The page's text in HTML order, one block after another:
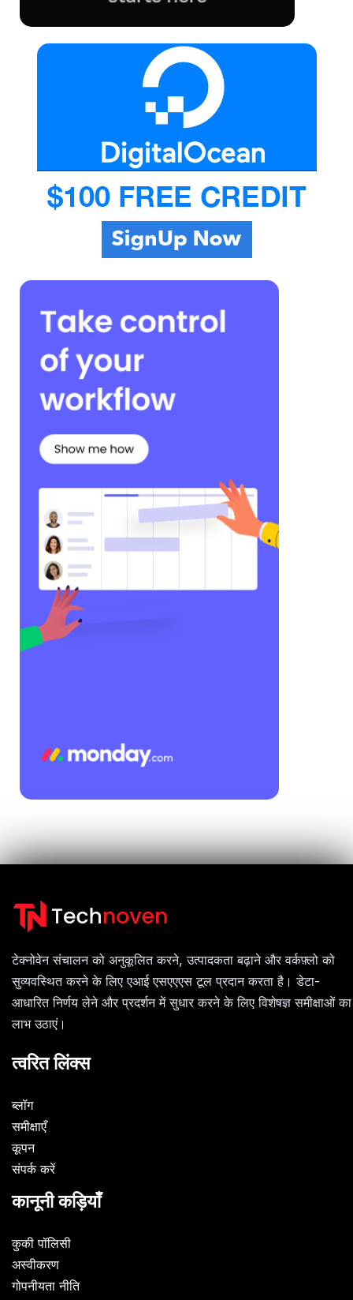
टेक्नोवेन संचालन को अनुकूलित करने, उत्पादकता बढ़ाने और वर्कफ़्लो को
सुव्यवस्थित करने के लिए एआई एसएएएस टूल प्रदान करता है। डेटा-
आधारित निर्णय लेने और प्रदर्शन में सुधार करने के लिए विशेषज्ञ समीक्षाओं का
लाभ उठाएं।
त्वरित लिंक्स
ब्लॉग
समीक्षाएँ
कूपन
संपर्क करें
कानूनी कड़ियाँ
कुकी पॉलिसी
अस्वीकरण
गोपनीयता नीति